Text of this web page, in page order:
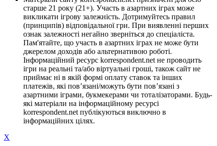
старше 21 року (21+). Участь в азартних іграх може
викликати ігрову залежність. Дотримуйтесь правил
(принципів) відповідальної гри. При виявленні перших
ознак залежності негайно зверніться до спеціаліста.
Пам'ятайте, що участь в азартних іграх не може бути
джерелом доходів або альтернативою роботі.
Інформаційний ресурс korrespondent.net не проводить
ігри на реальні та/або віртуальні гроші, також сайт не
приймає ні в якій формі оплату ставок та інших
платежів, які пов’язані/можуть бути пов’язані з
азартними іграми, букмекерами чи тоталізаторами. Будь-
які матеріали на інформаційному ресурсі
korrespondent.net публікуються виключно в
інформаційних цілях.
X